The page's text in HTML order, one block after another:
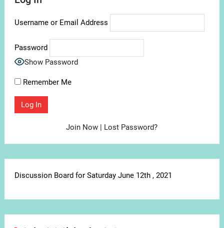
Username or Email Address
Password
Show Password
Remember Me
Join Now | Lost Password?
Discussion Board for Saturday June 12th , 2021